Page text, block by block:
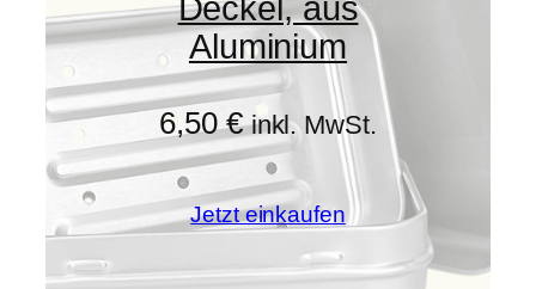
Deckel, aus
Aluminium
6,50€ inkl. MwSt.
Jetzt einkaufen